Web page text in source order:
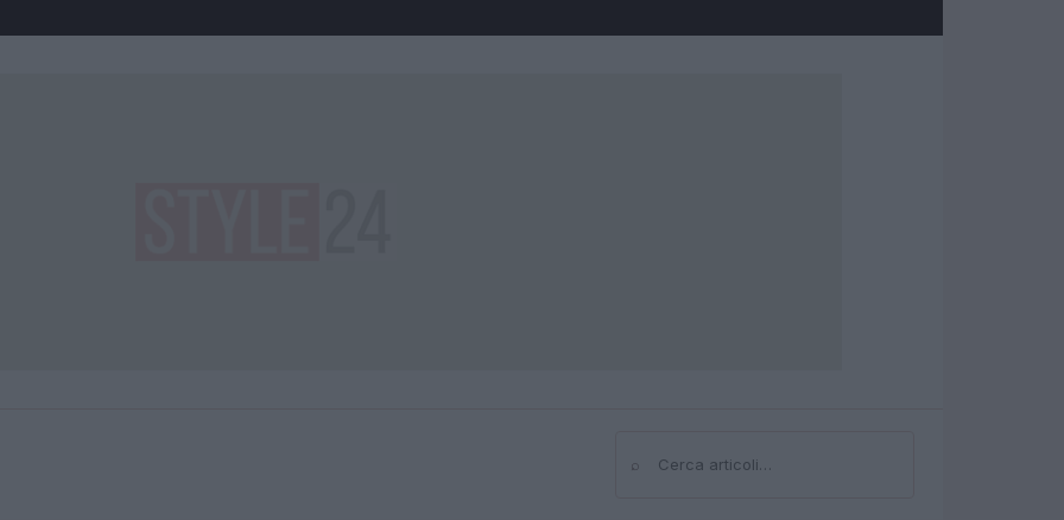
⌕Cerca